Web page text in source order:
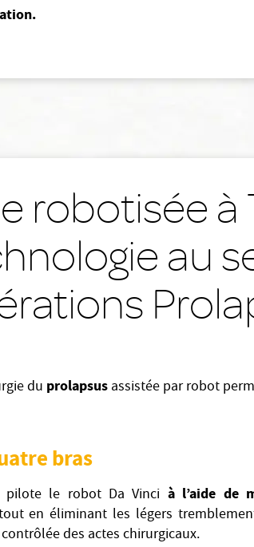
robotisée à
au
du prolapsus assistée par robot
bras
le robot Da Vinci à l’aide de
en éliminant les légers
des actes chirurgicaux.